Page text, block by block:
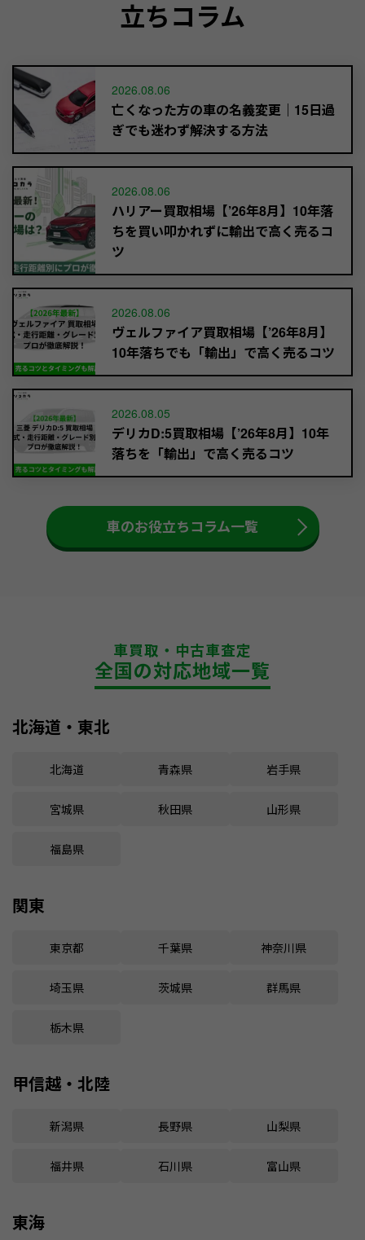
立ちコラム
2026.08.06
亡くなった方の車の名義変更｜15日過
ぎでも迷わず解決する方法
2026.08.06
ハリアー買取相場【’26年8月】10年落
ちを買い叩かれずに輸出で高く売るコ
ツ
2026.08.06
ヴェルファイア買取相場【’26年8月】
10年落ちでも「輸出」で高く売るコツ
2026.08.05
デリカD:5買取相場【’26年8月】10年
落ちを「輸出」で高く売るコツ
車のお役立ちコラム一覧
車買取・中古車査定
全国の対応地域一覧
北海道・東北
北海道 青森県 岩手県
宮城県 秋田県 山形県
福島県
関東
東京都 千葉県 神奈川県
埼玉県 茨城県 群馬県
栃木県
甲信越・北陸
新潟県 長野県 山梨県
福井県 石川県 富山県
東海